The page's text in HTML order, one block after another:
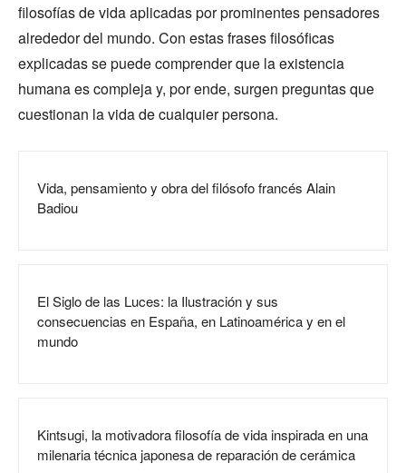
filosofías de vida aplicadas por prominentes pensadores
alrededor del mundo. Con estas frases filosóficas
explicadas se puede comprender que la existencia
humana es compleja y, por ende, surgen preguntas que
cuestionan la vida de cualquier persona.
Vida, pensamiento y obra del filósofo francés Alain
Badiou
El Siglo de las Luces: la Ilustración y sus
consecuencias en España, en Latinoamérica y en el
mundo
Kintsugi, la motivadora filosofía de vida inspirada en una
milenaria técnica japonesa de reparación de cerámica